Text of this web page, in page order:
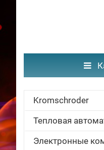
Kromschroder
Тепловая
Электронные